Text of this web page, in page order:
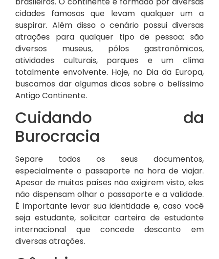
cidades famosas que levam qualquer um a
suspirar. Além disso o cenário possui diversas
atrações para qualquer tipo de pessoa: são
diversos museus, pólos gastronômicos,
atividades culturais, parques e um clima
totalmente envolvente. Hoje, no Dia da Europa,
buscamos dar algumas dicas sobre o belíssimo
Antigo Continente.
Cuidando da
Burocracia
Separe todos os seus documentos,
especialmente o passaporte na hora de viajar.
Apesar de muitos países não exigirem visto, eles
não dispensam olhar o passaporte e a validade.
É importante levar sua identidade e, caso você
seja estudante, solicitar carteira de estudante
internacional que concede desconto em
diversas atrações.